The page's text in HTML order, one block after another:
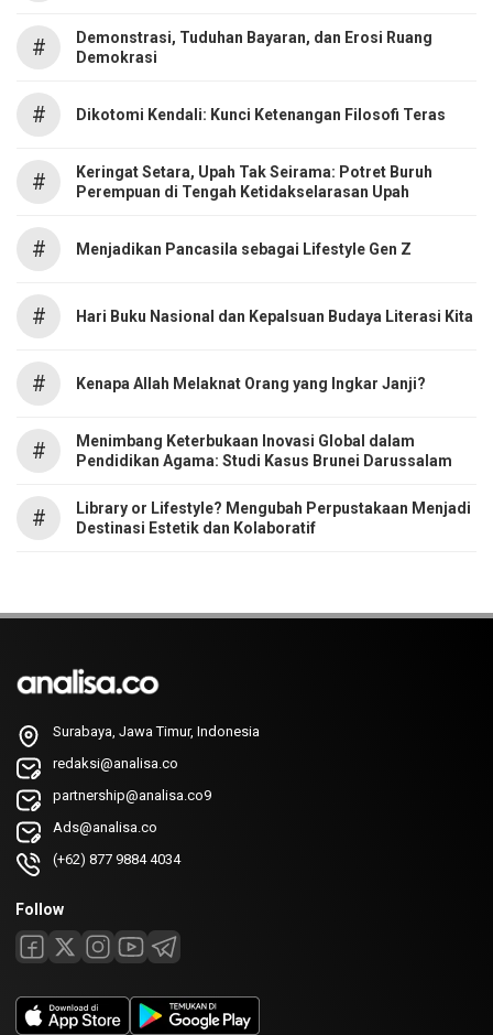
#
Demonstrasi, Tuduhan Bayaran, dan Erosi Ruang
Demokrasi
# Dikotomi Kendali: Kunci Ketenangan Filosofi Teras
#
Keringat Setara, Upah Tak Seirama: Potret Buruh
Perempuan di Tengah Ketidakselarasan Upah
# Menjadikan Pancasila sebagai Lifestyle Gen Z
# Hari Buku Nasional dan Kepalsuan Budaya Literasi Kita
# Kenapa Allah Melaknat Orang yang Ingkar Janji?
#
Menimbang Keterbukaan Inovasi Global dalam
Pendidikan Agama: Studi Kasus Brunei Darussalam
#
Library or Lifestyle? Mengubah Perpustakaan Menjadi
Destinasi Estetik dan Kolaboratif
Surabaya, Jawa Timur, Indonesia
redaksi@analisa.co
partnership@analisa.co9
Ads@analisa.co
(+62) 877 9884 4034
Follow